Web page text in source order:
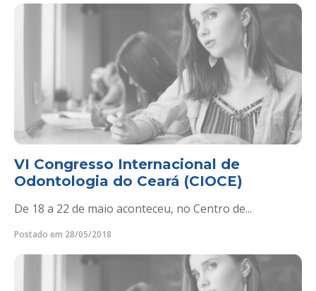
VI Congresso Internacional de
Odontologia do Ceará (CIOCE)
De 18 a 22 de maio aconteceu, no Centro de...
Postado em 28/05/2018